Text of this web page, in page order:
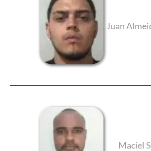
Juan
Maciel